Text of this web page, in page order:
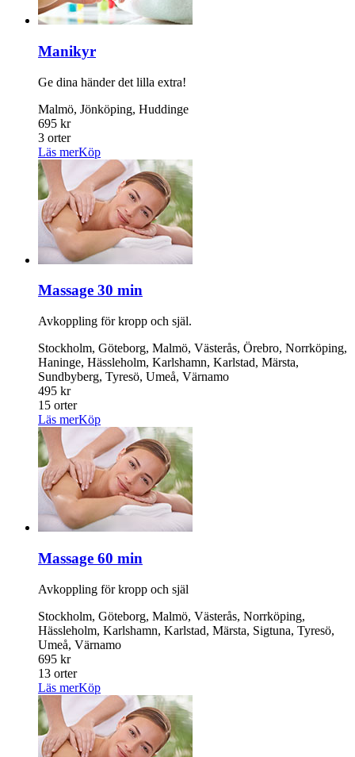
Manikyr
Ge dina händer det lilla extra!
Malmö, Jönköping, Huddinge
695 kr
3 orter
Läs merKöp
Massage 30 min
Avkoppling för kropp och själ.
Stockholm, Göteborg, Malmö, Västerås, Örebro, Norrköping,
Haninge, Hässleholm, Karlshamn, Karlstad, Märsta,
Sundbyberg, Tyresö, Umeå, Värnamo
495 kr
15 orter
Läs merKöp
Massage 60 min
Avkoppling för kropp och själ
Stockholm, Göteborg, Malmö, Västerås, Norrköping,
Hässleholm, Karlshamn, Karlstad, Märsta, Sigtuna, Tyresö,
Umeå, Värnamo
695 kr
13 orter
Läs merKöp